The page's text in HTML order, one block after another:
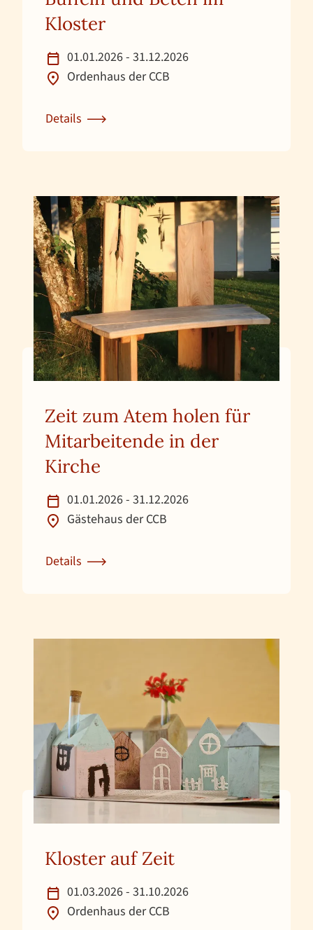
Kloster
01.01.2026 - 31.12.2026
Ordenhaus der CCB
Details
Zur Detailseite für Büffeln und Beten im Kloster
Zeit zum Atem holen für
Mitarbeitende in der
Kirche
01.01.2026 - 31.12.2026
Gästehaus der CCB
Details
Zur Detailseite für Zeit zum Atem holen für
Kloster auf Zeit
01.03.2026 - 31.10.2026
Ordenhaus der CCB